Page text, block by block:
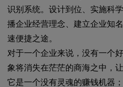
识别系统。设计到位、实施科
播企业经营理念、建立企业知
速便捷之途。
对于一个企业来说，没有一个
象将消失在茫茫的商海之中，
它是一个没有灵魂的赚钱机器